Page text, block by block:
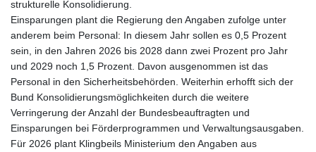
1590322.371805
ISK 142.598215
JEP 0.857252
JMD 183.057725
JOD 0.819746
JPY 182.445186
KES 149.158147
KGS 101.104505
KHR 4681.941823
strukturelle Konsolidierung.
Einsparungen plant die Regierung den Angaben zufolge unter
anderem beim Personal: In diesem Jahr sollen es 0,5 Prozent
sein, in den Jahren 2026 bis 2028 dann zwei Prozent pro Jahr
und 2029 noch 1,5 Prozent. Davon ausgenommen ist das
Personal in den Sicherheitsbehörden. Weiterhin erhofft sich der
Bund Konsolidierungsmöglichkeiten durch die weitere
Verringerung der Anzahl der Bundesbeauftragten und
Einsparungen bei Förderprogrammen und Verwaltungsausgaben.
Für 2026 plant Klingbeils Ministerium den Angaben aus